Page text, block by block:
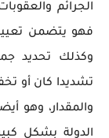
الجرائم
فهو يتضمن
وكذلك تحديد
تشديدا كان أو
والمقدار، وهو
الدولة بشكل